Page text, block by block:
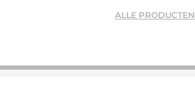
ALLE PRODUCTEN